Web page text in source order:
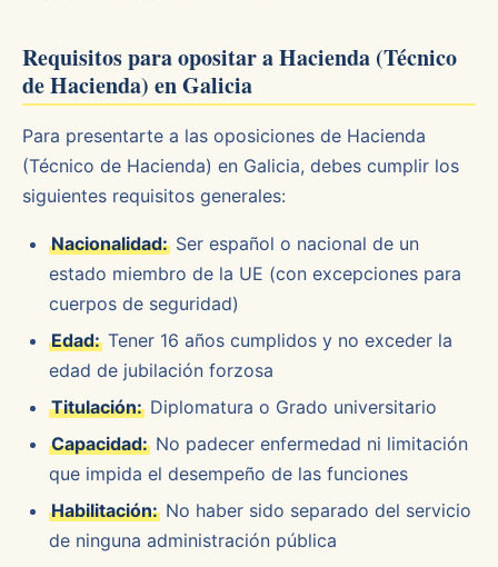
Requisitos para opositar a Hacienda (Técnico
de Hacienda) en Galicia
Para presentarte a las oposiciones de Hacienda
(Técnico de Hacienda) en Galicia, debes cumplir los
siguientes requisitos generales:
Nacionalidad: Ser español o nacional de un
estado miembro de la UE (con excepciones para
cuerpos de seguridad)
Edad: Tener 16 años cumplidos y no exceder la
edad de jubilación forzosa
Titulación: Diplomatura o Grado universitario
Capacidad: No padecer enfermedad ni limitación
que impida el desempeño de las funciones
Habilitación: No haber sido separado del servicio
de ninguna administración pública